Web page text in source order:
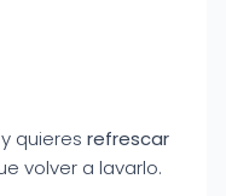
quieres refrescar
volver a lavarlo.